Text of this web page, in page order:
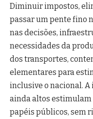
Diminuir impostos,
passar um pente fino
nas decisões,
necessidades da
dos transportes,
elementares para
inclusive o nacional.
ainda altos estimulam
papéis públicos, sem